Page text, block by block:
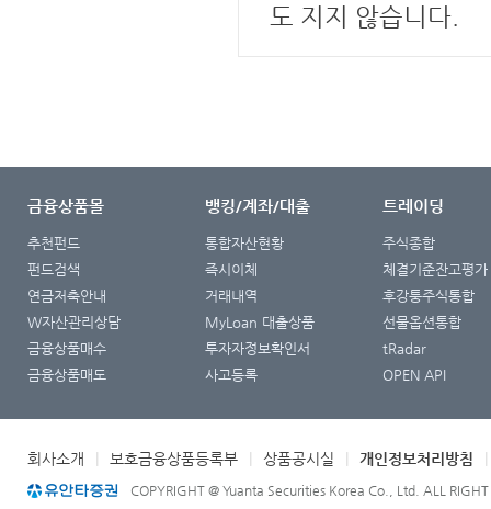
도 지지 않습니다.
금융상품몰
추천펀드
펀드검색
연금저축안내
W자산관리상담
금융상품매수
금융상품매도
뱅킹/계좌/대출
통합자산현황
즉시이체
거래내역
MyLoan 대출상품
투자자정보확인서
사고등록
트레이딩
주식종합
체결기준잔고평가
후강퉁주식통합
선물옵션통합
tRadar
OPEN API
회사소개 보호금융상품등록부 상품공시실 개인정보처리방침
COPYRIGHT @ Yuanta Securities Korea Co., Ltd. ALL RIGHT